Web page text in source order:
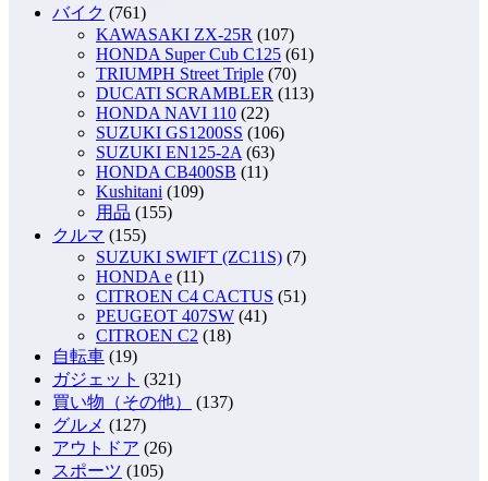
バイク (761)
KAWASAKI ZX-25R (107)
HONDA Super Cub C125 (61)
TRIUMPH Street Triple (70)
DUCATI SCRAMBLER (113)
HONDA NAVI 110 (22)
SUZUKI GS1200SS (106)
SUZUKI EN125-2A (63)
HONDA CB400SB (11)
Kushitani (109)
用品 (155)
クルマ (155)
SUZUKI SWIFT (ZC11S) (7)
HONDA e (11)
CITROEN C4 CACTUS (51)
PEUGEOT 407SW (41)
CITROEN C2 (18)
自転車 (19)
ガジェット (321)
買い物（その他）
(137)
グルメ (127)
アウトドア (26)
スポーツ (105)